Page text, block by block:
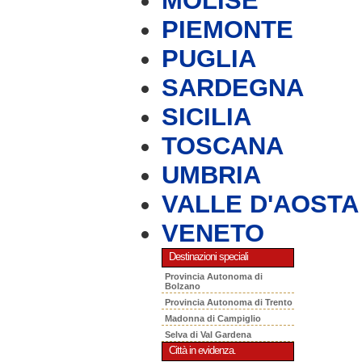
PIEMONTE
PUGLIA
SARDEGNA
SICILIA
TOSCANA
UMBRIA
VALLE D'AOSTA
VENETO
Destinazioni speciali
Provincia Autonoma di
Bolzano
Provincia Autonoma di Trento
Madonna di Campiglio
Selva di Val Gardena
Città in evidenza.